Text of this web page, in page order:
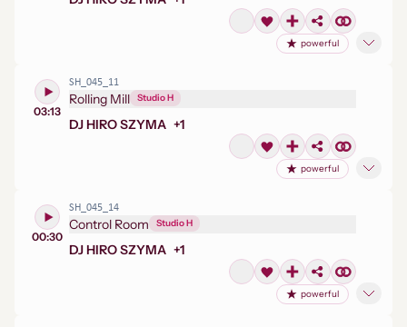
powerful
03:13
SH_045_11
Rolling Mill Studio H
DJ HIRO SZYMA +1
powerful
00:30
SH_045_14
Control Room Studio H
DJ HIRO SZYMA +1
powerful